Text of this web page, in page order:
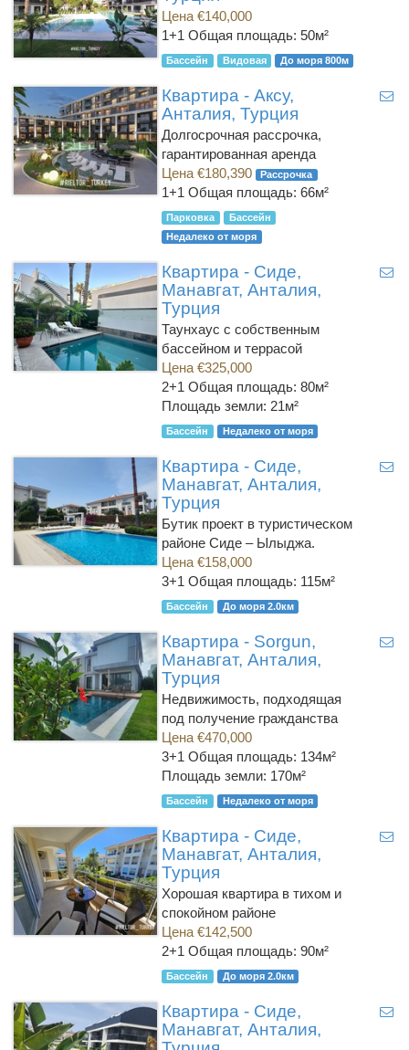
Цена €140,000
1+1 Общая площадь: 50м²
Бассейн Видовая До моря 800м
Квартира - Аксу,
Анталия, Турция
Долгосрочная рассрочка,
гарантированная аренда
Цена €180,390
Рассрочка
1+1 Общая площадь: 66м²
Парковка
Бассейн
Недалеко от моря
Квартира - Сиде,
Манавгат, Анталия,
Турция
Таунхаус с собственным
бассейном и террасой
Цена €325,000
2+1 Общая площадь: 80м²
Площадь земли: 21м²
Бассейн Недалеко от моря
Квартира - Сиде,
Манавгат, Анталия,
Турция
Бутик проект в туристическом
районе Сиде – Ылыджа.
Цена €158,000
3+1 Общая площадь: 115м²
Бассейн До моря 2.0км
Квартира - Sorgun,
Манавгат, Анталия,
Турция
Недвижимость, подходящая
под получение гражданства
Цена €470,000
3+1 Общая площадь: 134м²
Площадь земли: 170м²
Бассейн Недалеко от моря
Квартира - Сиде,
Манавгат, Анталия,
Турция
Хорошая квартира в тихом и
спокойном районе
Цена €142,500
2+1 Общая площадь: 90м²
Бассейн До моря 2.0км
Квартира - Сиде,
Манавгат, Анталия,